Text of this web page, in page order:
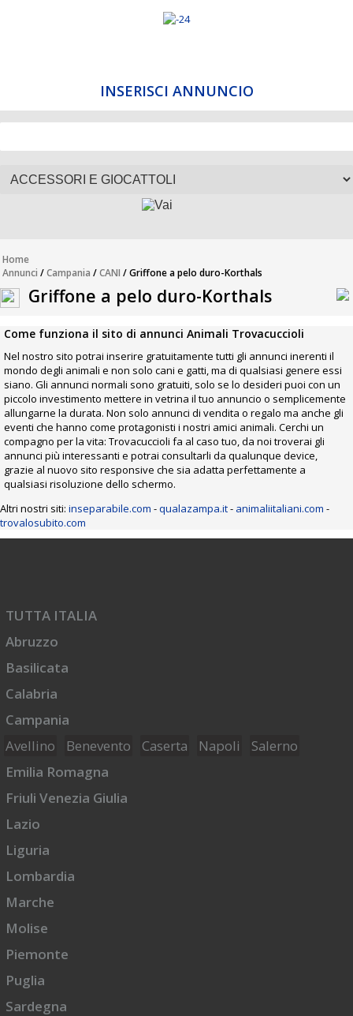
INSERISCI ANNUNCIO
Home
Annunci /Campania /CANI / Griffone a pelo duro-Korthals
Griffone a pelo duro-Korthals
Come funziona il sito di annunci Animali Trovacuccioli
Nel nostro sito potrai inserire gratuitamente tutti gli annunci inerenti il
mondo degli animali e non solo cani e gatti, ma di qualsiasi genere essi
siano. Gli annunci normali sono gratuiti, solo se lo desideri puoi con un
piccolo investimento mettere in vetrina il tuo annuncio o semplicemente
allungarne la durata. Non solo annunci di vendita o regalo ma anche gli
eventi che hanno come protagonisti i nostri amici animali. Cerchi un
compagno per la vita: Trovacuccioli fa al caso tuo, da noi troverai gli
annunci più interessanti e potrai consultarli da qualunque device,
grazie al nuovo sito responsive che sia adatta perfettamente a
qualsiasi risoluzione dello schermo.
Altri nostri siti: inseparabile.com -qualazampa.it- animaliitaliani.com -
trovalosubito.com
TUTTA ITALIA
Abruzzo
Basilicata
Calabria
Campania
Avellino
Benevento Caserta Napoli
Salerno
Emilia Romagna
Friuli Venezia Giulia
Lazio
Liguria
Lombardia
Marche
Molise
Piemonte
Puglia
Sardegna